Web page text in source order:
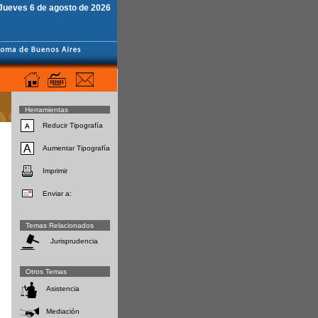
6 de agosto de 2026
Herramientas
Reducir Tipografía
Aumentar Tipografía
Imprimir
Enviar a:
Temas Relacionados
Jurisprudencia
Otros Temas
Asistencia
Mediación